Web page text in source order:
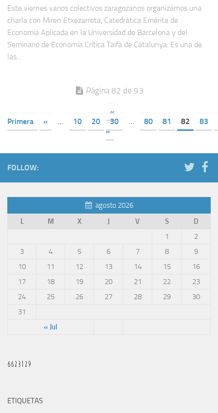
Este viernes varios colectivos zaragozanos organizamos una
charla con Miren Etxezarreta, Catedrática Emérita de
Economía Aplicada en la Universidad de Barcelona y del
Seminario de Economía Crítica Taifa de Catalunya. Es una de
las...
Página 82 de 93
«
Primera
« ... 10 20 30 ... 80 81 82
83
»
FOLLOW:
agosto 2026
L
M X J V S D
« Jul
1
2
3
4 5 6 7 8
9
10
11 12 13 14 15
16
17
18 19 20 21 22
23
24
25 26 27 28 29
30
31
ETIQUETAS